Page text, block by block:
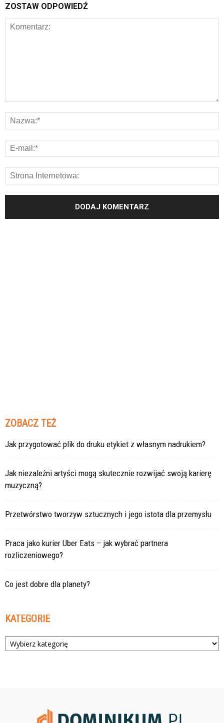
ZOSTAW ODPOWIEDŹ
ZOBACZ TEŻ
Jak przygotować plik do druku etykiet z własnym nadrukiem?
Jak niezależni artyści mogą skutecznie rozwijać swoją karierę
muzyczną?
Przetwórstwo tworzyw sztucznych i jego istota dla przemysłu
Praca jako kurier Uber Eats – jak wybrać partnera
rozliczeniowego?
Co jest dobre dla planety?
KATEGORIE
Kategorie